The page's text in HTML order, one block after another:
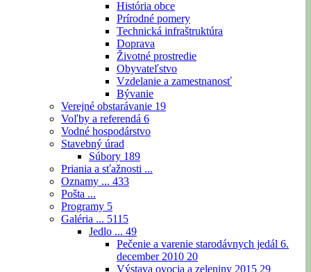
História obce
Prírodné pomery
Technická infraštruktúra
Doprava
Životné prostredie
Obyvateľstvo
Vzdelanie a zamestnanosť
Bývanie
Verejné obstarávanie 19
Voľby a referendá 6
Vodné hospodárstvo
Stavebný úrad
Súbory 189
Priania a sťažnosti ...
Oznamy ... 433
Pošta ...
Programy 5
Galéria ... 5115
Jedlo ... 49
Pečenie a varenie starodávnych jedál 6.
december 2010 20
Výstava ovocia a zeleniny 2015 29